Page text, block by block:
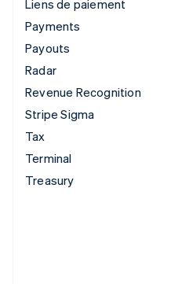
Liens de paiement
Payments
Payouts
Radar
Revenue Recognition
Stripe Sigma
Tax
Terminal
Treasury